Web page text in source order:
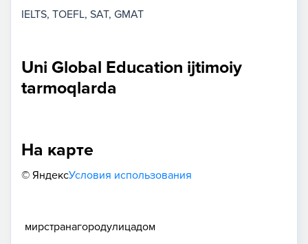
IELTS TOEFL SAT GMAT
Uni Global Education ijtimoiy
tarmoqlarda
На карте
© ЯндексУсловия использования
мирстранагородулицадом